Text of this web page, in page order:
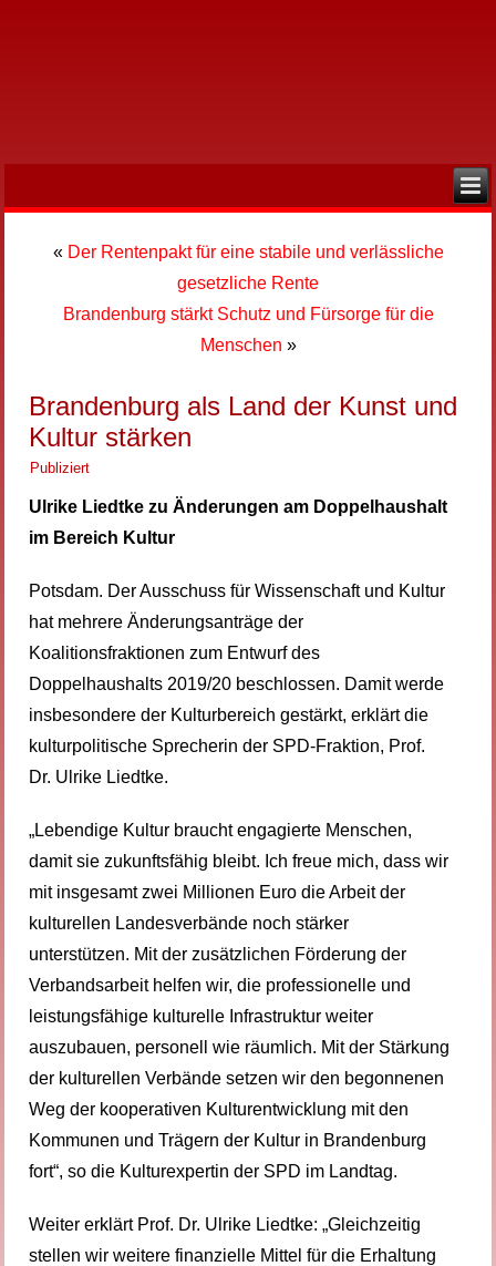
« Der Rentenpakt für eine stabile und verlässliche
gesetzliche Rente
Brandenburg stärkt Schutz und Fürsorge für die
Menschen »
Brandenburg als Land der Kunst und
Kultur stärken
Publiziert
Ulrike Liedtke zu Änderungen am Doppelhaushalt
im Bereich Kultur
Potsdam. Der Ausschuss für Wissenschaft und Kultur
hat mehrere Änderungsanträge der
Koalitionsfraktionen zum Entwurf des
Doppelhaushalts 2019/20 beschlossen. Damit werde
insbesondere der Kulturbereich gestärkt, erklärt die
kulturpolitische Sprecherin der SPD-Fraktion, Prof.
Dr. Ulrike Liedtke.
„Lebendige Kultur braucht engagierte Menschen,
damit sie zukunftsfähig bleibt. Ich freue mich, dass wir
mit insgesamt zwei Millionen Euro die Arbeit der
kulturellen Landesverbände noch stärker
unterstützen. Mit der zusätzlichen Förderung der
Verbandsarbeit helfen wir, die professionelle und
leistungsfähige kulturelle Infrastruktur weiter
auszubauen, personell wie räumlich. Mit der Stärkung
der kulturellen Verbände setzen wir den begonnenen
Weg der kooperativen Kulturentwicklung mit den
Kommunen und Trägern der Kultur in Brandenburg
fort“, so die Kulturexpertin der SPD im Landtag.
Weiter erklärt Prof. Dr. Ulrike Liedtke: „Gleichzeitig
stellen wir weitere finanzielle Mittel für die Erhaltung